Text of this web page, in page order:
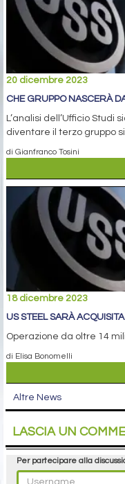
20 dicembre 2023
CHE GRUPPO NASCERÀ
L’analisi dell’Ufficio Studi
diventare il terzo gruppo
di Gianfranco Tosini
18 dicembre 2023
US STEEL SARÀ
Operazione da oltre 14
di Elisa Bonomelli
Altre News
LASCIA UN
Per partecipare alla